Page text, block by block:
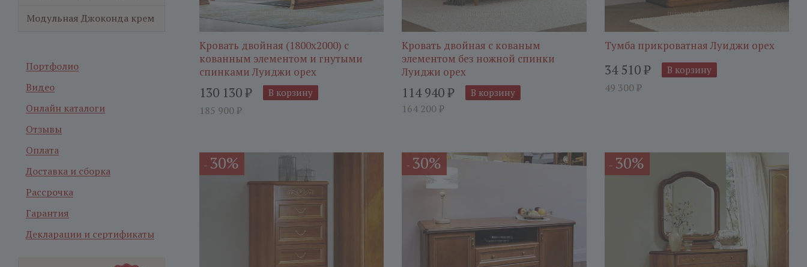
Кровать двойная (1800x2000) с
кованным элементом и гнутыми
спинками Луиджи орех
130 130₽
185 900 ₽
В корзину
Кровать двойная с кованым
элементом без ножной спинки
Луиджи орех
114 940₽
164 200 ₽
В корзину
Тумба прикроватная Луиджи орех
34 510₽
49 300 ₽
В корзину
- 30% - 30% - 30%
Модульная Джоконда крем
Портфолио
Видео
Онлайн каталоги
Отзывы
Оплата
Доставка и сборка
Рассрочка
Гарантия
Декларации и сертификаты